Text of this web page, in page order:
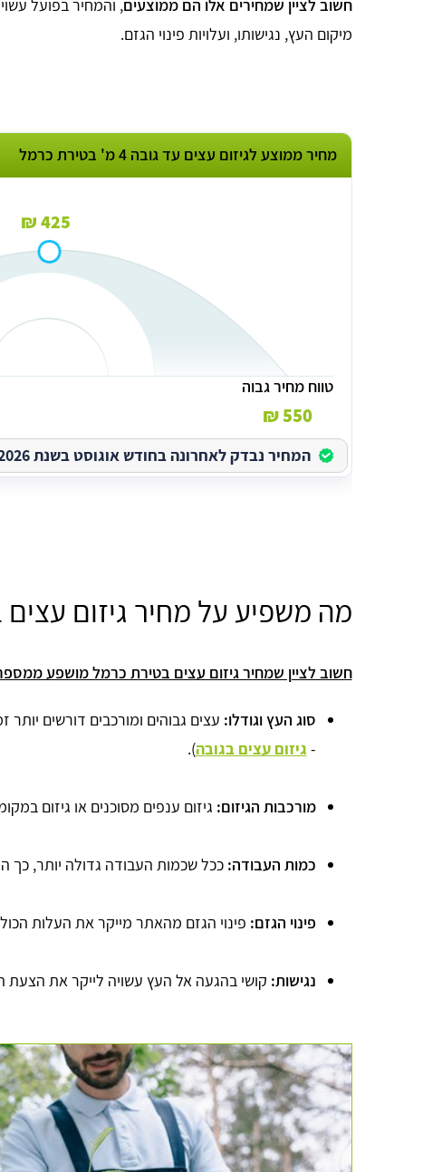
חשוב לציין שמחירים אלו הם ממוצעים, והמחיר בפועל
מיקום העץ, נגישותו, ועלויות פינוי הגזם.
מחיר ממוצע לגיזום עצים עד גובה 4 מ' בטירת כרמל
425 ₪
טווח מחיר גבוה
550 ₪
המחיר נבדק לאחרונה בחודש אוגוסט בשנת 2026.
מה משפיע על מחיר גיזום
חשוב לציין שמחיר גיזום עצים בטירת כרמל מושפע
סוג העץ וגודלו: עצים גבוהים ומורכבים דורשים יותר
- גיזום עצים בגובה).
מורכבות הגיזום: גיזום ענפים מסוכנים או גיזום
כמות העבודה: ככל שכמות העבודה גדולה יותר, כך
פינוי הגזם: פינוי הגזם מהאתר מייקר את העלות
נגישות: קושי בהגעה אל העץ עשויה לייקר את הצעת
אתר נוח וברורת תגובה מהירה לבקשה שלי